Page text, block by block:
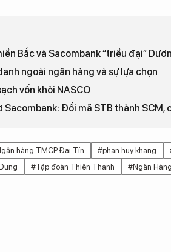
Bắc và Sacombank “triều đại”
ngoài ngân hàng và sự lựa chọn
vốn khỏi NASCO
Đổi mã STB thành SCM,
hàng TMCP Đại Tín #phan huy khang
#Tập đoàn Thiên Thanh #Ngân